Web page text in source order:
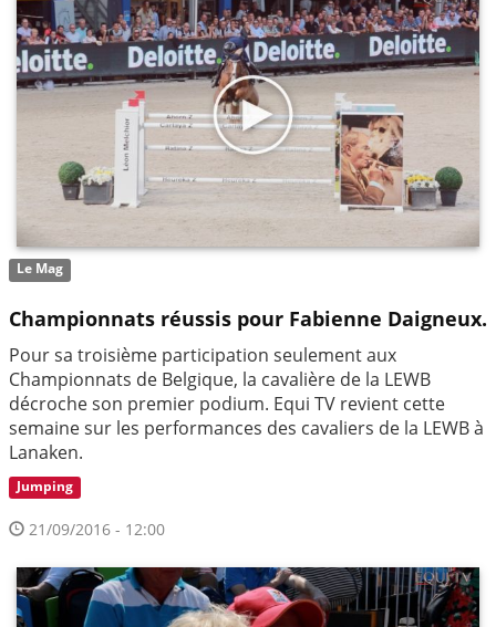
Le Mag
Championnats réussis pour Fabienne Daigneux.
Pour sa troisième participation seulement aux
Championnats de Belgique, la cavalière de la LEWB
décroche son premier podium. Equi TV revient cette
semaine sur les performances des cavaliers de la LEWB à
Lanaken.
Jumping
21/09/2016 - 12:00